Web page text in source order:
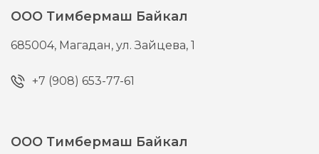
ООО Тимбермаш Байкал
685004, Магадан,ул. Зайцева, 1
+7 (908) 653-77-61
ООО Тимбермаш Байкал